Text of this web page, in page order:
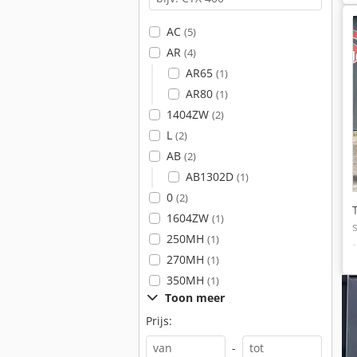
AC (5)
AR (4)
AR65 (1)
AR80 (1)
1404ZW (2)
L (2)
AB (2)
AB1302D (1)
0 (2)
1604ZW (1)
250MH (1)
270MH (1)
350MH (1)
Toon meer
Prijs:
-